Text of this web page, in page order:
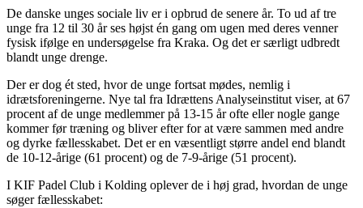
De danske unges sociale liv er i opbrud de senere år. To ud af tre
unge fra 12 til 30 år ses højst én gang om ugen med deres venner
fysisk ifølge en undersøgelse fra Kraka. Og det er særligt udbredt
blandt unge drenge.
Der er dog ét sted, hvor de unge fortsat mødes, nemlig i
idrætsforeningerne. Nye tal fra Idrættens Analyseinstitut viser, at 67
procent af de unge medlemmer på 13-15 år ofte eller nogle gange
kommer før træning og bliver efter for at være sammen med andre
og dyrke fællesskabet. Det er en væsentligt større andel end blandt
de 10-12-årige (61 procent) og de 7-9-årige (51 procent).
I KIF Padel Club i Kolding oplever de i høj grad, hvordan de unge
søger fællesskabet: